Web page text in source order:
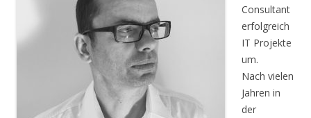
Consultant
erfolgreich
IT Projekte
um.
Nach vielen
Jahren in
der